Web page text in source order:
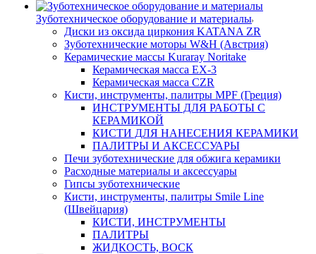
Зуботехническое оборудование и материалы
Диски из оксида циркония KATANA ZR
Зуботехнические моторы W&H (Австрия)
Керамические массы Kuraray Noritake
Керамическая масса EX-3
Керамическая масса CZR
Кисти, инструменты, палитры MPF (Греция)
ИНСТРУМЕНТЫ ДЛЯ РАБОТЫ С
КЕРАМИКОЙ
КИСТИ ДЛЯ НАНЕСЕНИЯ КЕРАМИКИ
ПАЛИТРЫ И АКСЕССУАРЫ
Печи зуботехнические для обжига керамики
Расходные материалы и аксессуары
Гипсы зуботехнические
Кисти, инструменты, палитры Smile Line
(Швейцария)
КИСТИ, ИНСТРУМЕНТЫ
ПАЛИТРЫ
ЖИДКОСТЬ, ВОСК